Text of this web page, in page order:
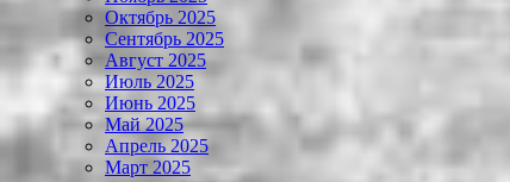
Октябрь 2025
Сентябрь 2025
Август 2025
Июль 2025
Июнь 2025
Май 2025
Апрель 2025
Март 2025